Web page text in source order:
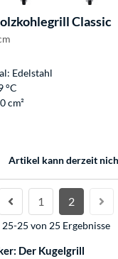
Classic
Edelstahl
°C
cm²
Artikel kann derzeit
1 2
25-25 von 25 Ergebnisse
Der Kugelgrill